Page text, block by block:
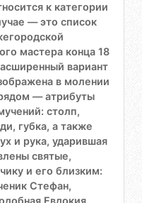
к категории
— это список
мастера конца 18
вариант
в молении
— атрибуты
столп,
губка, а также
и рука, ударившая
святые,
и его близким:
Стефан,
Евдокия.